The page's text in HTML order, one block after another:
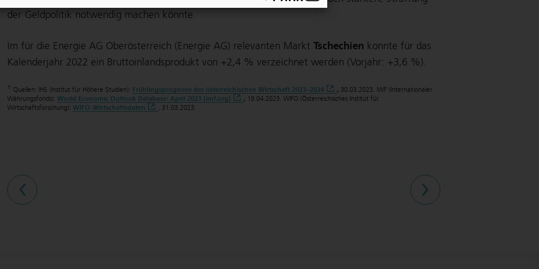
der Geldpolitik notwendig machen könnte.
Im für die Energie AG Oberösterreich (Energie AG) relevanten Markt Tschechien konnte für das
Kalenderjahr 2022 ein Bruttoinlandsprodukt von +2,4 % verzeichnet werden (Vorjahr: +3,6 %).
1) Quellen: IHS (Institut für Höhere Studien): Frühlingsprognose der österreichischen Wirtschaft 2023–2024 , 30.03.2023. IWF (Internationaler
Währungsfonds): World Economic Outlook Database: April 2023 (imf.org) , 19.04.2023. WIFO (Österreichisches Institut für
Wirtschaftsforschung): WIFO-Wirtschaftsdaten , 31.03.2023.